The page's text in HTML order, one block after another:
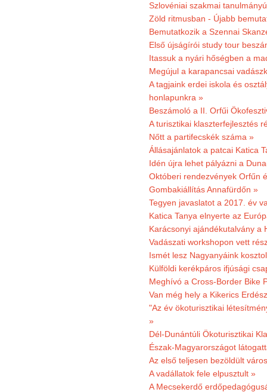
Szlovéniai szakmai
Zöld ritmusban - Újabb
Bemutatkozik a Szennai
Első újságírói study tour
Itassuk a nyári hőségben a
Megújul a karapancsai
A tagjaink erdei iskola és
honlapunkra »
Beszámoló a II. Orfűi
A turisztikai klaszterfejlesztés
Nőtt a partifecskék száma »
Állásajánlatok a patcai Katica
Idén újra lehet pályázni a
Októberi rendezvények Orfűn
Gombakiállítás Annafürdőn »
Tegyen javaslatot a 2017. év
Katica Tanya elnyerte az
Karácsonyi ajándékutalvány a
Vadászati workshopon vett
Ismét lesz Nagyanyáink
Külföldi kerékpáros ifjúsági
Meghívó a Cross-Border Bike
Van még hely a Kikerics
"Az év ökoturisztikai
»
Dél-Dunántúli Ökoturisztikai
Észak-Magyarországot
Az első teljesen bezöldült
A vadállatok fele elpusztult »
A Mecsekerdő